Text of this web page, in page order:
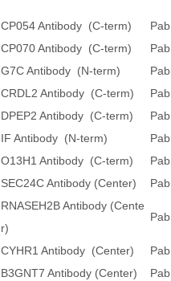
CP054 Antibody (C-term) Pab
CP070 Antibody (C-term) Pab
G7C Antibody (N-term) Pab
CRDL2 Antibody (C-term) Pab
DPEP2 Antibody (C-term) Pab
IF Antibody (N-term) Pab
O13H1 Antibody (C-term) Pab
SEC24C Antibody (Center) Pab
RNASEH2B Antibody (Cente
r)
Pab
CYHR1 Antibody (Center) Pab
B3GNT7 Antibody (Center) Pab